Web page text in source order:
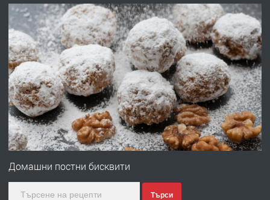
АПАРТАМЕНТ В ЦЕНТЪРА НА ГР.
ХАСКОВО
преди 5 дни
ПРЕДЛАГА Давам гараж под наем
преди 5 дни
ПРЕДЛАГА
№4120 Магазин/Офис под наем в кв.
градската градина!
Домашни постни бисквити
Търси